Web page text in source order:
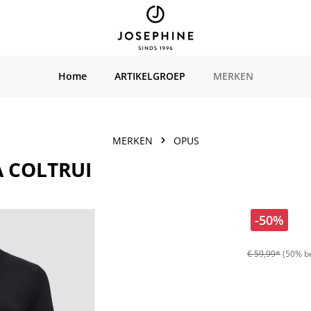
Home ARTIKELGROEP MERKEN
MERKEN OPUS
-50%
€ 59,99*(50%